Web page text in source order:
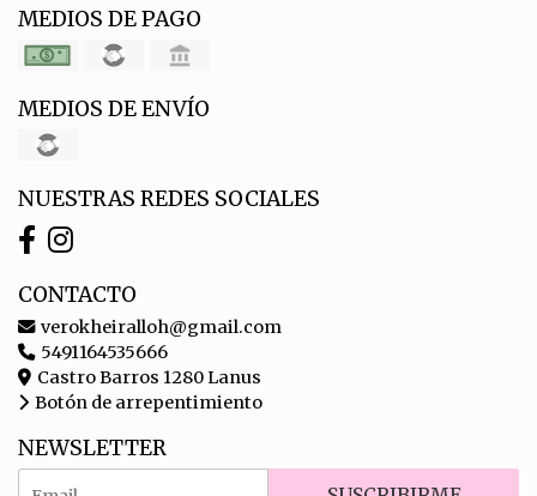
MEDIOS DE PAGO
MEDIOS DE ENVÍO
NUESTRAS REDES SOCIALES
CONTACTO
verokheiralloh@gmail.com
5491164535666
Castro Barros 1280 Lanus
Botón de arrepentimiento
NEWSLETTER